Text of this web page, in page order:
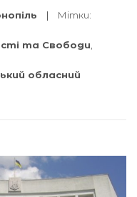
Мітки:
та Свободи
обласний